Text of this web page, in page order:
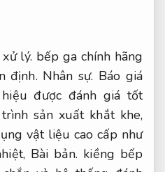
lý. bếp ga chính hãng
định. Nhân sự. Báo giá
được đánh giá tốt
sản xuất khắt khe,
vật liệu cao cấp như
Bài bản. kiềng bếp